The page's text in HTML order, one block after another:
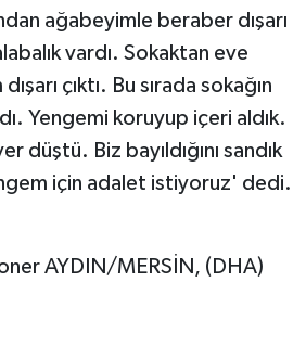
ağabeyimle beraber dışarı
vardı. Sokaktan eve
çıktı. Bu sırada sokağın
Yengemi koruyup içeri aldık.
düştü. Biz bayıldığını sandık
için adalet istiyoruz' dedi.
AYDIN/MERSİN, (DHA)